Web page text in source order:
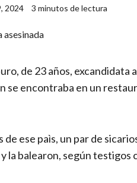
2024 3 minutos de lectura
de 23 años,
se encontraba en un
de ese paìs, un par de
la balearon, según